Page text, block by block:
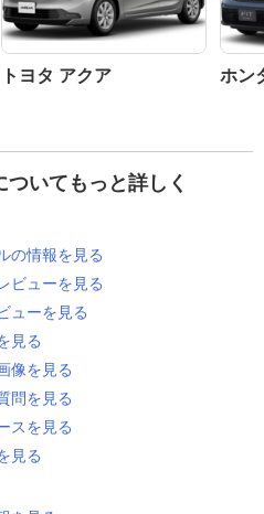
トヨタ アクア ホン
ついてもっと詳しく
の情報を見る
ビューを見る
ューを見る
見る
像を見る
問を見る
スを見る
見る